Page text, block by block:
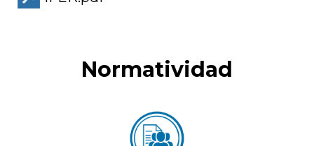
Normatividad